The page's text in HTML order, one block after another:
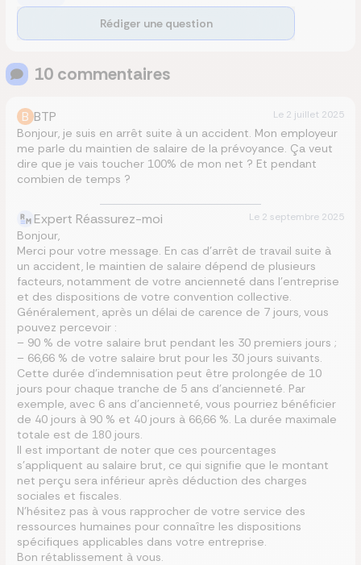
Rédiger une question
10 commentaires
B BTP Le 2 juillet 2025
Bonjour, je suis en arrêt suite à un accident. Mon employeur
me parle du maintien de salaire de la prévoyance. Ça veut
dire que je vais toucher 100% de mon net ? Et pendant
combien de temps ?
Expert Réassurez-moi Le 2 septembre 2025
Bonjour,
Merci pour votre message. En cas d’arrêt de travail suite à
un accident, le maintien de salaire dépend de plusieurs
facteurs, notamment de votre ancienneté dans l’entreprise
et des dispositions de votre convention collective.
Généralement, après un délai de carence de 7 jours, vous
pouvez percevoir :
– 90 % de votre salaire brut pendant les 30 premiers jours ;
– 66,66 % de votre salaire brut pour les 30 jours suivants.
Cette durée d’indemnisation peut être prolongée de 10
jours pour chaque tranche de 5 ans d’ancienneté. Par
exemple, avec 6 ans d’ancienneté, vous pourriez bénéficier
de 40 jours à 90 % et 40 jours à 66,66 %. La durée maximale
totale est de 180 jours.
Il est important de noter que ces pourcentages
s’appliquent au salaire brut, ce qui signifie que le montant
net perçu sera inférieur après déduction des charges
sociales et fiscales.
N’hésitez pas à vous rapprocher de votre service des
ressources humaines pour connaître les dispositions
spécifiques applicables dans votre entreprise.
Bon rétablissement à vous.